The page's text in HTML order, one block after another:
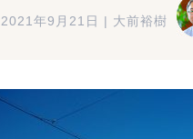
2021年9月21日 | 大前裕樹